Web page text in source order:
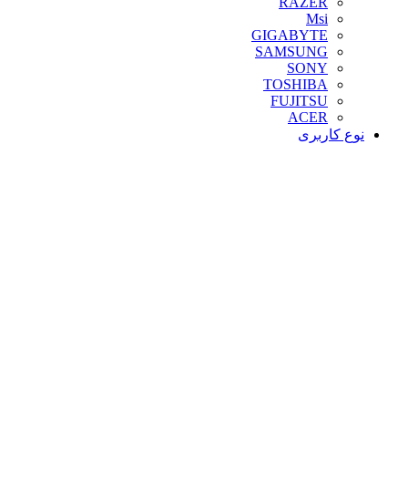
Msi
GIGABYTE
SAMSUNG
SONY
TOSHIBA
FUJITSU
ACER
نوع کاربری